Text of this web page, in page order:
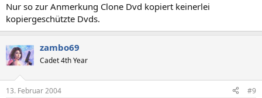
Nur so zur Anmerkung Clone Dvd kopiert keinerlei
kopiergeschützte Dvds.
zambo69
Cadet 4th Year
13. Februar 2004 #9